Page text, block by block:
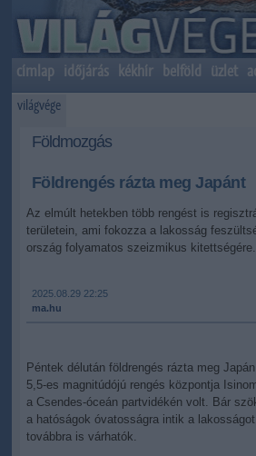
címlap időjárás kékhír belföld üzlet
világvége
Földmozgás
Földrengés rázta meg Japánt
Az elmúlt hetekben több rengést is
területein, ami fokozza a lakosság
ország folyamatos szeizmikus kitettségére.
2025.08.29 22:25
ma.hu
Péntek délután földrengés rázta meg
5,5-es magnitúdójú rengés központja
a Csendes-óceán partvidékén volt. Bár
a hatóságok óvatosságra intik a
továbbra is várhatók.